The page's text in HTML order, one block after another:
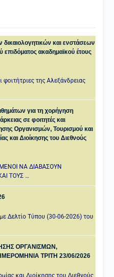
και ενστάσεων
επιδόματος ακαδημαϊκού έτους
φοιτήτριες της Αλεξάνδρειας
για τη χορήγηση
σε φοιτητές και
Οργανισμών, Τουρισμού και
και Διοίκησης του Διεθνούς
ΝΑ ΔΙΑΒΑΣΟΥΝ
ΤΟΥΣ …
Δελτίο Τύπου (30-06-2026) του
ΟΡΓΑΝΙΣΜΩΝ,
TΡΙΤΗ 23/06/2026
και Διοίκησης του Διεθνούς